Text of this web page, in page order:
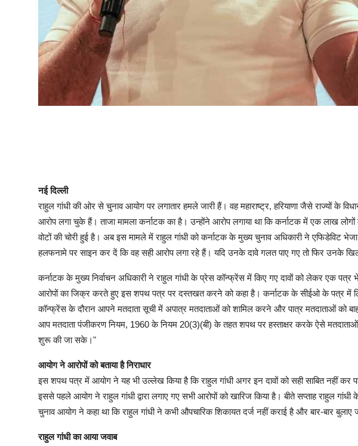
नई दिल्ली
राहुल गांधी की ओर से चुनाव आयोग पर लगातार हमले जारी हैं। वह महाराष्ट्र, हरियाणा जैसे राज्यों के
आरोप लगा चुके हैं। ताजा मामला कर्नाटक का है। उन्होंने आरोप लगाया था कि कर्नाटक में एक लाख
वोटों की चोरी हुई है। अब इस मामले में राहुल गांधी को कर्नाटक के मुख्य चुनाव अधिकारी ने एफिडेविट
हलफनामे पर साइन कर दें कि वह सही आरोप लगा रहे हैं। यदि उनके दावे गलत पाए गए तो फिर उनके
कर्नाटक के मुख्य निर्वाचन अधिकारी ने राहुल गांधी के प्रेस कॉन्फ्रेंस में किए गए दावों को लेकर एक पत्र
आरोपों का जिक्र करते हुए इस शपथ पत्र पर दस्तखत करने को कहा है। कर्नाटक के सीईओ के पत्र में
कॉन्फ्रेंस के दौरान आपने मतदाता सूची में अपात्र मतदाताओं को शामिल करने और पात्र मतदाताओं को
आप मतदाता पंजीकरण नियम, 1960 के नियम 20(3)(बी) के तहत शपथ पर हस्ताक्षर करके ऐसे
शुरू की जा सके।"
आयोग ने आरोपों को बताया है निराधार
इस शपथ पत्र में आयोग ने यह भी उल्लेख किया है कि राहुल गांधी अगर इन दावों को सही साबित नहीं कर
इससे पहले आयोग ने राहुल गांधी द्वारा लगाए गए सभी आरोपों को खारिज किया है। बीते सप्ताह राहुल
चुनाव आयोग ने कहा था कि राहुल गांधी ने कभी औपचारिक शिकायत दर्ज नहीं कराई है और बार-बार
राहुल गांधी का आया जवाब